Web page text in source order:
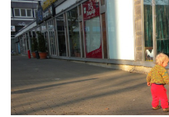
Search
for: